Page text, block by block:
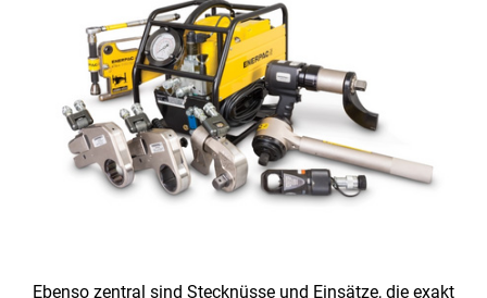
Ebenso zentral sind Stecknüsse und Einsätze, die exakt